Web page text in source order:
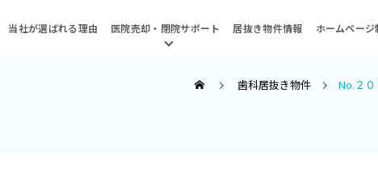
当社が選ばれる理由 医院売却・閉院サポート 居抜き物件情報 ホームペー
歯科居抜き物件 No.２